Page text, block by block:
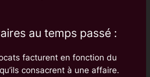
au temps passé :
facturent en fonction du
consacrent à une affaire.